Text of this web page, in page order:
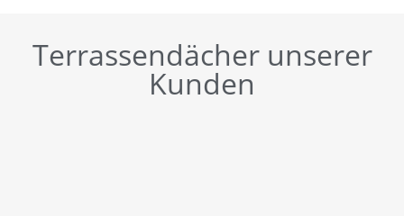
Terrassendächer unserer
Kunden